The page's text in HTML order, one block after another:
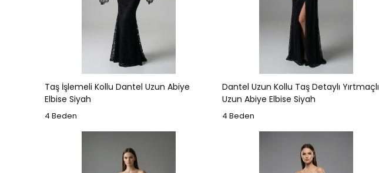
Taş İşlemeli Kollu Dantel Uzun Abiye
Elbise Siyah
4 Beden
Dantel Uzun Kollu Taş Detaylı Yırtmaçlı
Uzun Abiye Elbise Siyah
4 Beden